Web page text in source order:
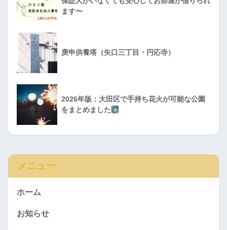
ます〜
庚申供養塔（矢口三丁目・円応寺）
2026年版：大田区で手持ち花火が可能な公園
をまとめました
メニュー
ホーム
お知らせ